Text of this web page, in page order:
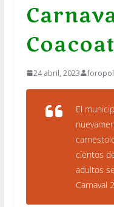
24 abril, 2023
El
cientos
adultos
Carnaval